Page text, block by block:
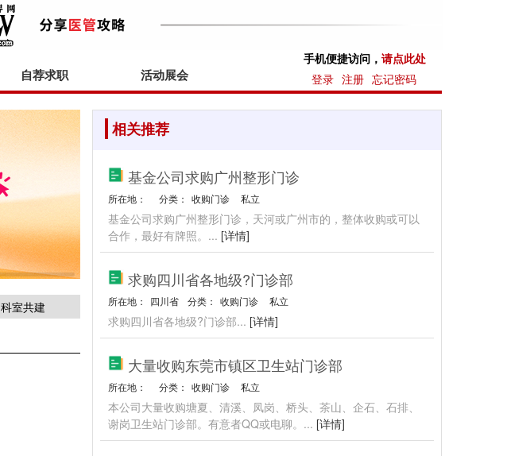
自荐求职 活动展会
手机便捷访问， 请点此处
登录 注册 忘记密码
科室共建
相关推荐
基金公司求购广州整形门诊
所在地： 分类： 收购门诊 私立
基金公司求购广州整形门诊，天河或广州市的，整体收购或可以
合作，最好有牌照。 ... [详情]
求购四川省各地级?门诊部
所在地： 四川省 分类： 收购门诊 私立
求购四川省各地级?门诊部... [详情]
大量收购东莞市镇区卫生站门诊部
所在地： 分类： 收购门诊 私立
本公司大量收购塘夏、清溪、凤岗、桥头、茶山、企石、石排、
谢岗卫生站门诊部。有意者QQ或电聊。 ... [详情]